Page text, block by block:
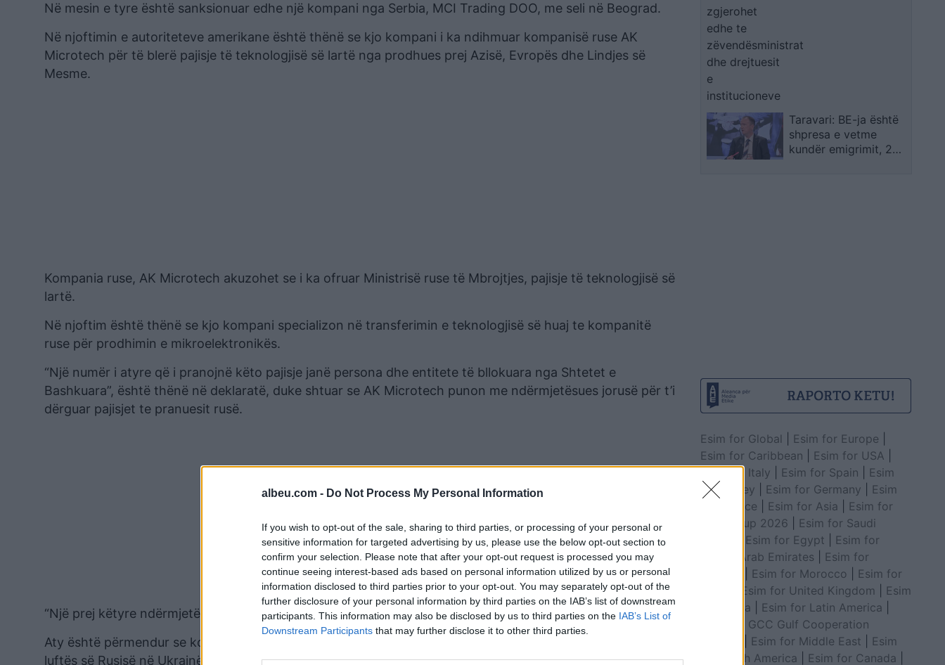
albeu.com - Do Not Process My Personal Information
If you wish to opt-out of the sale, sharing to third parties, or processing of your personal or
sensitive information for targeted advertising by us, please use the below opt-out section to
confirm your selection. Please note that after your opt-out request is processed you may
continue seeing interest-based ads based on personal information utilized by us or personal
information disclosed to third parties prior to your opt-out. You may separately opt-out of the
further disclosure of your personal information by third parties on the IAB’s list of downstream
participants. This information may also be disclosed by us to third parties on the IAB’s List of
Downstream Participants that may further disclose it to other third parties.
Në mesin e tyre është sanksionuar edhe një kompani nga Serbia, MCI Trading DOO, me seli në Beograd.
Në njoftimin e autoriteteve amerikane është thënë se kjo kompani i ka ndihmuar kompanisë ruse AK
Microtech për të blerë pajisje të teknologjisë së lartë nga prodhues prej Azisë, Evropës dhe Lindjes së
Mesme.
Kompania ruse, AK Microtech akuzohet se i ka ofruar Ministrisë ruse të Mbrojtjes, pajisje të teknologjisë së
lartë.
Në njoftim është thënë se kjo kompani specializon në transferimin e teknologjisë së huaj te kompanitë
ruse për prodhimin e mikroelektronikës.
“Një numër i atyre që i pranojnë këto pajisje janë persona dhe entitete të bllokuara nga Shtetet e
Bashkuara”, është thënë në deklaratë, duke shtuar se AK Microtech punon me ndërmjetësues jorusë për t’i
dërguar pajisjet te pranuesit rusë.
“Një prej këtyre ndërmjetësuesve është kompania serbe MCI Trading DOO”, është thënë në njoftim.
Aty është përmendur se kompania serbe ka kryer një mori transferesh për kompaninë ruse prej nisjes së
luftës së Rusisë në Ukrainë, në shkurt të vitit 2022.
Taravari: BE-ja është
shpresa e vetme
kundër emigrimit, 200
Esim for Global Esim for Europe
Esim for Caribbean
Esim for USA
Esim for Italy
Esim for Spain
Esim
for Turkey
Esim for Germany
Esim
for Greece
Esim for Asia
Esim for
World Cup 2026
Esim for Saudi
Esim for Egypt
Esim for
United Arab Emirates
Esim for
Esim for Morocco
Esim for
Esim for United Kingdom
Esim
for Africa
Esim for Latin America
Esim for GCC Gulf Cooperation
Esim for Middle East
Esim
for South America
Esim for Canada